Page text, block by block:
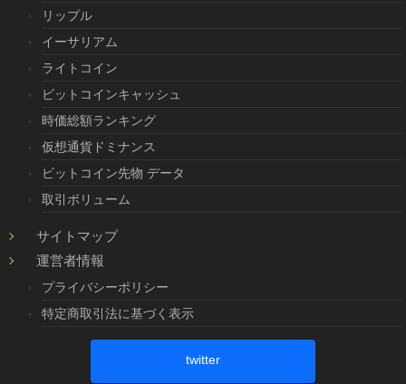
リップル
イーサリアム
ライトコイン
ビットコインキャッシュ
時価総額ランキング
仮想通貨ドミナンス
ビットコイン先物 データ
取引ボリューム
サイトマップ
運営者情報
プライバシーポリシー
特定商取引法に基づく表示
twitter